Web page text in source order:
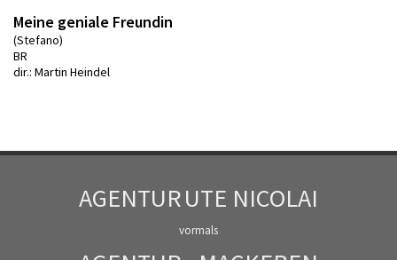
Meine geniale Freundin
(Stefano)
BR
dir.: Martin Heindel
AGENTURUTE NICOLAI
vormals